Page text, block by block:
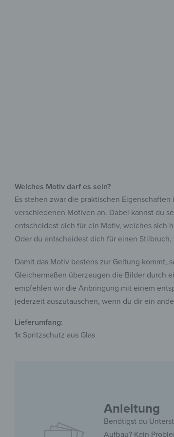
Welches Motiv darf es sein?
Es stehen zwar die praktischen
verschiedenen Motiven an. Dabei kannst du
entscheidest dich für ein Motiv, welches sich
Oder du entscheidest dich für einen
Damit das Motiv bestens zur Geltung kommt,
Gleichermaßen überzeugen die Bilder durch
empfehlen wir die Anbringung mit einem
jederzeit auszutauschen, wenn du dir ein
Lieferumfang:
1x Spritzschutz aus Glas
Anleitung
Benötigst du
Aufbau? Kein